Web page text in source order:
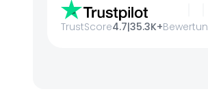
TrustScore4.7|35.3K+